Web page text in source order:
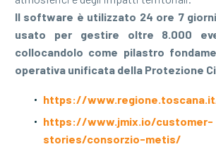
Il software è utilizzato 24 ore 7
usato per gestire oltre 8.000
collocandolo come pilastro
operativa unificata della Protezione
https://
https://www.jmix.io/customer-
stories/consorzio-metis/